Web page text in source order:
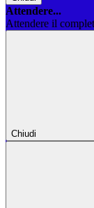
Attendere...
Attendere il
Chiudi